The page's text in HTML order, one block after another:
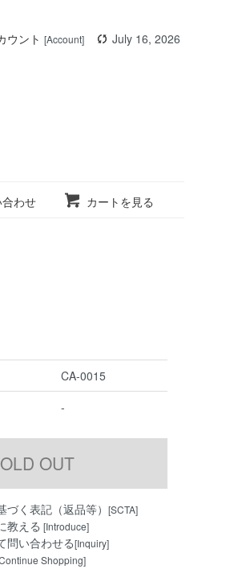
ウント [Account] July 16, 2026
わせ カートを見る
CA-0015
-
づく表記（返品等）[SCTA]
教える [Introduce]
問い合わせる[Inquiry]
Shopping]